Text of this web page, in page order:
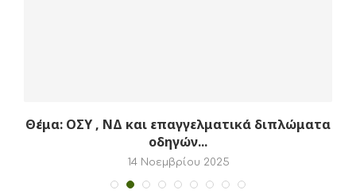
Θέμα: ΟΣΥ , ΝΔ και επαγγελματικά διπλώματα
οδηγών...
14 Νοεμβρίου 2025